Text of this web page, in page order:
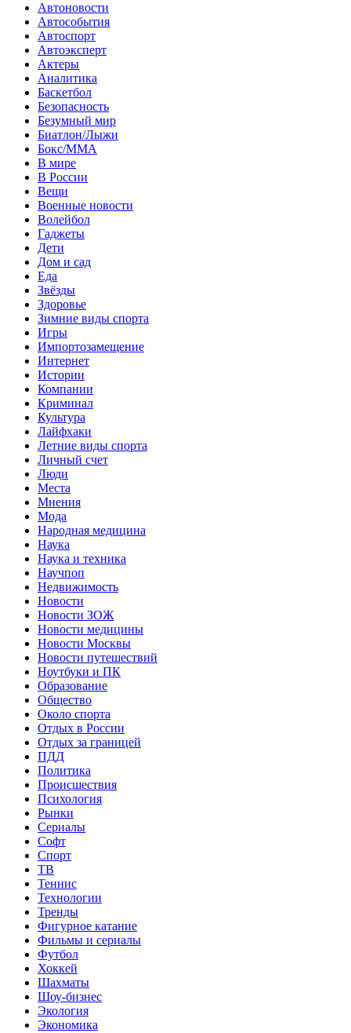
Автоновости
Автособытия
Автоспорт
Автоэксперт
Актеры
Аналитика
Баскетбол
Безопасность
Безумный мир
Биатлон/Лыжи
Бокс/MMA
В мире
В России
Вещи
Военные новости
Волейбол
Гаджеты
Дети
Дом и сад
Еда
Звёзды
Здоровье
Зимние виды спорта
Игры
Импортозамещение
Интернет
Истории
Компании
Криминал
Культура
Лайфхаки
Летние виды спорта
Личный счет
Люди
Места
Мнения
Мода
Народная медицина
Наука
Наука и техника
Научпоп
Недвижимость
Новости
Новости ЗОЖ
Новости медицины
Новости Москвы
Новости путешествий
Ноутбуки и ПК
Образование
Общество
Около спорта
Отдых в России
Отдых за границей
ПДД
Политика
Происшествия
Психология
Рынки
Сериалы
Софт
Спорт
ТВ
Теннис
Технологии
Тренды
Фигурное катание
Фильмы и сериалы
Футбол
Хоккей
Шахматы
Шоу-бизнес
Экология
Экономика